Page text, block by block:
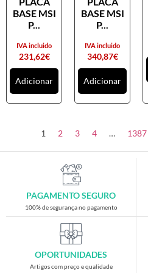
Placas gráficas
SAIS
Ventoínhas
Computadores
All-in-One
Gaming
Acessórios gaming
Cadeiras gaming
Merchandising
BASE MSI
P...
231,62€
IVA incluido
Adicionar
BASE MSI
P...
340,87€
IVA incluido
Adicionar
1 2 3 4 … 1387
PAGAMENTO SEGURO
100% de segurança no pagamento
OPORTUNIDADES
Artigos com preço e qualidade